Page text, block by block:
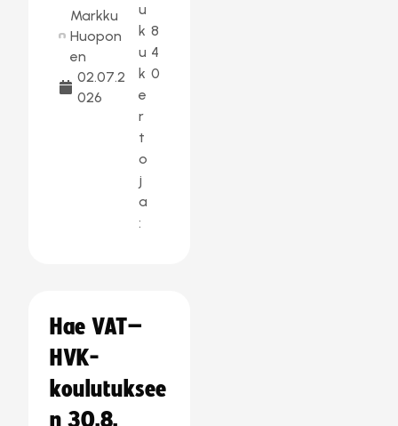
Markku
Huopon
en
02.07.2
026
u
k
u
k
e
r
t
o
j
a
:
8
4
0
Hae VAT–
HVK-
koulutuksee
n 30.8.